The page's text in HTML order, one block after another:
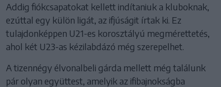
Addig fiókcsapatokat kellett indítaniuk a kluboknak,
ezúttal egy külön ligát, az ifjúságit írtak ki. Ez
tulajdonképpen U21-es korosztályú megmérettetés,
ahol két U23-as kézilabdázó még szerepelhet.
A tizennégy élvonalbeli gárda mellett még találunk
pár olyan együttest, amelyik az ifibajnokságba